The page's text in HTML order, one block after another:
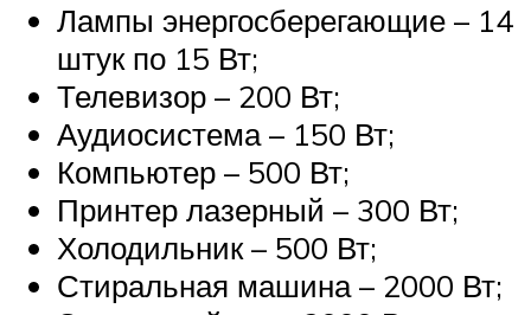
Лампы энергосберегающие – 14
штук по 15 Вт;
Телевизор – 200 Вт;
Аудиосистема – 150 Вт;
Компьютер – 500 Вт;
Принтер лазерный – 300 Вт;
Холодильник – 500 Вт;
Стиральная машина – 2000 Вт;